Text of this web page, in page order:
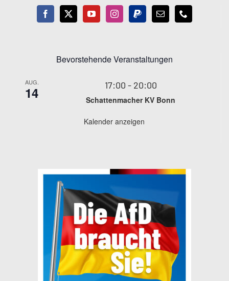
Bevorstehende Veranstaltungen
AUG.
14 17:00 - 20:00
Schattenmacher KV Bonn
Kalender anzeigen